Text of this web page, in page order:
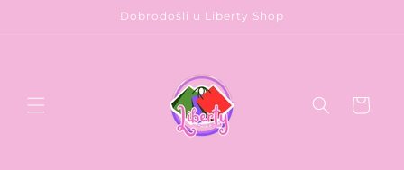
Dobrodošli u Liberty Shop
Korpa